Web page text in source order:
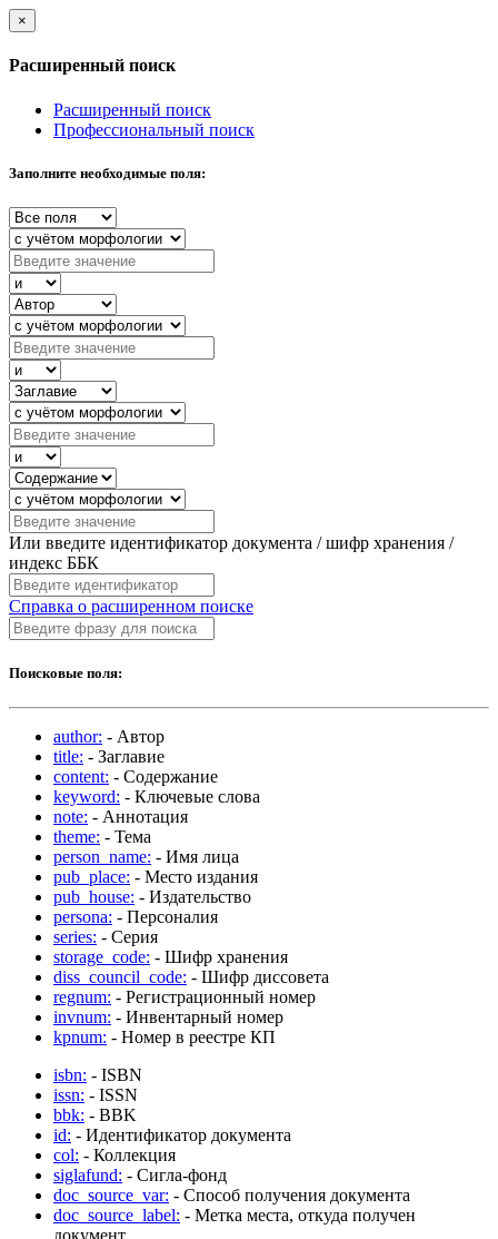
×
Расширенный поиск
Расширенный поиск
Профессиональный поиск
Заполните необходимые поля:
Или введите идентификатор документа / шифр хранения /
индекс ББК
Справка о расширенном поиске
Поисковые поля:
author: - Автор
title: - Заглавие
content: - Содержание
keyword: - Ключевые слова
note: - Аннотация
theme: - Тема
person_name: - Имя лица
pub_place: - Место издания
pub_house: - Издательство
persona: - Персоналия
series: - Серия
storage_code: - Шифр хранения
diss_council_code: - Шифр диссовета
regnum: - Регистрационный номер
invnum: - Инвентарный номер
kpnum: - Номер в реестре КП
isbn: - ISBN
issn: - ISSN
bbk: - BBK
id: - Идентификатор документа
col: - Коллекция
siglafund: - Сигла-фонд
doc_source_var: - Способ получения документа
doc_source_label: - Метка места, откуда получен